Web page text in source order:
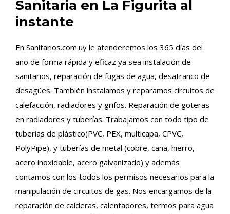
Sanitaria en La Figurita al
instante
En Sanitarios.com.uy le atenderemos los 365 días del
año de forma rápida y eficaz ya sea instalación de
sanitarios, reparación de fugas de agua, desatranco de
desagües. También instalamos y reparamos circuitos de
calefacción, radiadores y grifos. Reparación de goteras
en radiadores y tuberías. Trabajamos con todo tipo de
tuberías de plástico(PVC, PEX, multicapa, CPVC,
PolyPipe), y tuberías de metal (cobre, caña, hierro,
acero inoxidable, acero galvanizado) y además
contamos con los todos los permisos necesarios para la
manipulación de circuitos de gas. Nos encargamos de la
reparación de calderas, calentadores, termos para agua